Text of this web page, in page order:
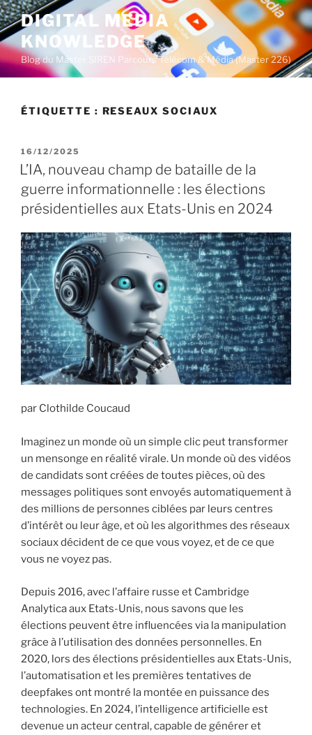
A
l
l
e
r
DIGITAL MEDIA
KNOWLEDGE
Blog du Master SIREN Parcours Télécom & Média (Master 226)
ÉTIQUETTE : RESEAUX SOCIAUX
P
U
B
L
É
E
16/12/2025
L’IA, nouveau champ de bataille de la
guerre informationnelle : les élections
présidentielles aux Etats-Unis en 2024
par Clothilde Coucaud
Imaginez un monde où un simple clic peut transformer
un mensonge en réalité virale. Un monde où des vidéos
de candidats sont créées de toutes pièces, où des
messages politiques sont envoyés automatiquement à
des millions de personnes ciblées par leurs centres
d’intérêt ou leur âge, et où les algorithmes des réseaux
sociaux décident de ce que vous voyez, et de ce que
vous ne voyez pas.
Depuis 2016, avec l’affaire russe et Cambridge
Analytica aux Etats-Unis, nous savons que les
élections peuvent être influencées via la manipulation
grâce à l’utilisation des données personnelles. En
2020, lors des élections présidentielles aux Etats-Unis,
l’automatisation et les premières tentatives de
deepfakes ont montré la montée en puissance des
technologies. En 2024, l’intelligence artificielle est
devenue un acteur central, capable de générer et